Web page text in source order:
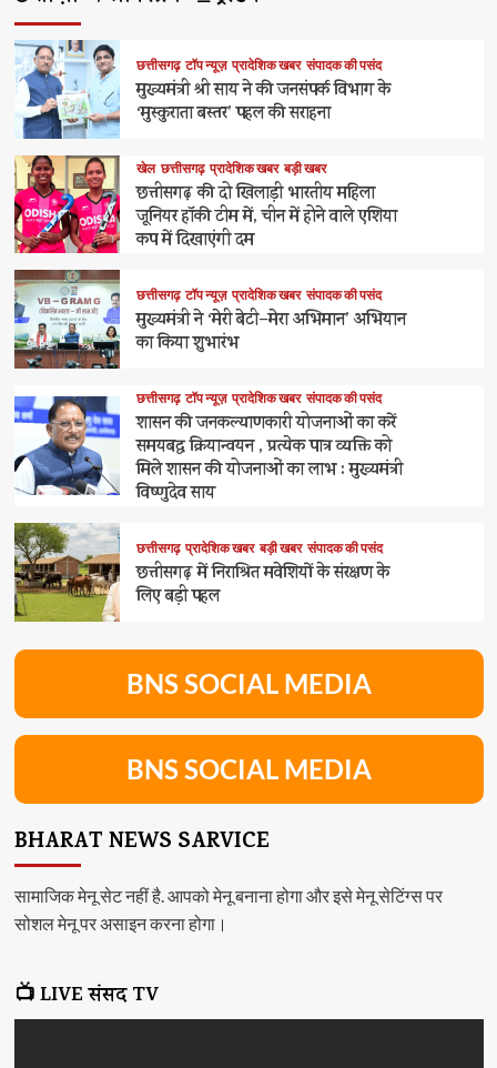
छत्तीसगढ़ टॉप न्यूज़ प्रादेशिक खबर संपादक की पसंद
मुख्यमंत्री श्री साय ने की जनसंपर्क विभाग के
‘मुस्कुराता बस्तर’ पहल की सराहना
खेल छत्तीसगढ़ प्रादेशिक खबर बड़ी खबर
छत्तीसगढ़ की दो खिलाड़ी भारतीय महिला
जूनियर हॉकी टीम में, चीन में होने वाले एशिया
कप में दिखाएंगी दम
छत्तीसगढ़ टॉप न्यूज़ प्रादेशिक खबर संपादक की पसंद
मुख्यमंत्री ने ‘मेरी बेटी–मेरा अभिमान’ अभियान
का किया शुभारंभ
छत्तीसगढ़ टॉप न्यूज़ प्रादेशिक खबर संपादक की पसंद
शासन की जनकल्याणकारी योजनाओं का करें
समयबद्ध क्रियान्वयन , प्रत्येक पात्र व्यक्ति को
मिले शासन की योजनाओं का लाभ : मुख्यमंत्री
विष्णुदेव साय
छत्तीसगढ़ प्रादेशिक खबर बड़ी खबर संपादक की पसंद
छत्तीसगढ़ में निराश्रित मवेशियों के संरक्षण के
लिए बड़ी पहल
BNS SOCIAL MEDIA
BNS SOCIAL MEDIA
BHARAT NEWS SARVICE
सामाजिक मेनू सेट नहीं है. आपको मेनू बनाना होगा और इसे मेनू सेटिंग्स पर
सोशल मेनू पर असाइन करना होगा।
📺 LIVE संसद TV